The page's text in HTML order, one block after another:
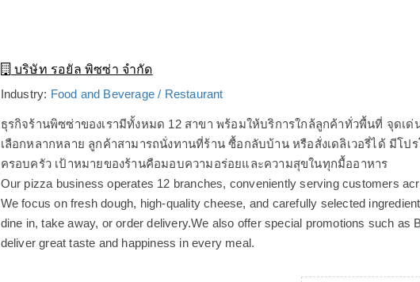
บริษัท รอยัล พิซซ่า จำกัด
Industry: Food and Beverage / Restaurant
ธุรกิจร้านพิซซ่าของเรามีทั้งหมด 12 สาขา พร้อมให้บริการใกล้ลูกค้าทั่วพื้นที่ จุด
เลือกหลากหลาย ลูกค้าสามารถนั่งทานที่ร้าน ซื้อกลับบ้าน หรือสั่งเดลิเวอรี่ได้ มีโ
ครอบครัว เป้าหมายของร้านคือมอบความอร่อยและความสุขในทุกมื้ออาหาร
Our pizza business operates 12 branches, conveniently serving customers
We focus on fresh dough, high-quality cheese, and carefully selected
dine in, take away, or order delivery.We also offer special promotions such
deliver great taste and happiness in every meal.